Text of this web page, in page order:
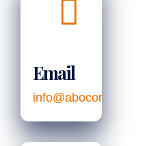
Email
info@abocon.es